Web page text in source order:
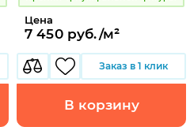
Цена
7 450 руб./м²
Заказ в 1 клик
В корзину